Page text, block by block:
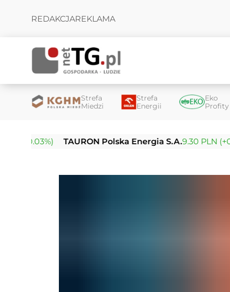
REDAKCJAREKLAMA
Strefa
Miedzi
Strefa
Energii
Eko
Profity
TAURON Polska Energia S.A.9.30 PLN (+0.03%)